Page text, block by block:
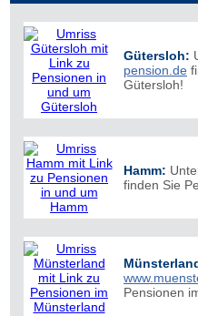
Gütersloh:
pension.de
Gütersloh!
Hamm:
finden Sie
Pensionen